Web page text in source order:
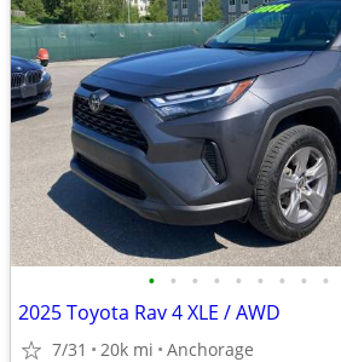
• • • • • • • • •
2025 Toyota Rav 4 XLE / AWD
7/31 20k mi Anchorage